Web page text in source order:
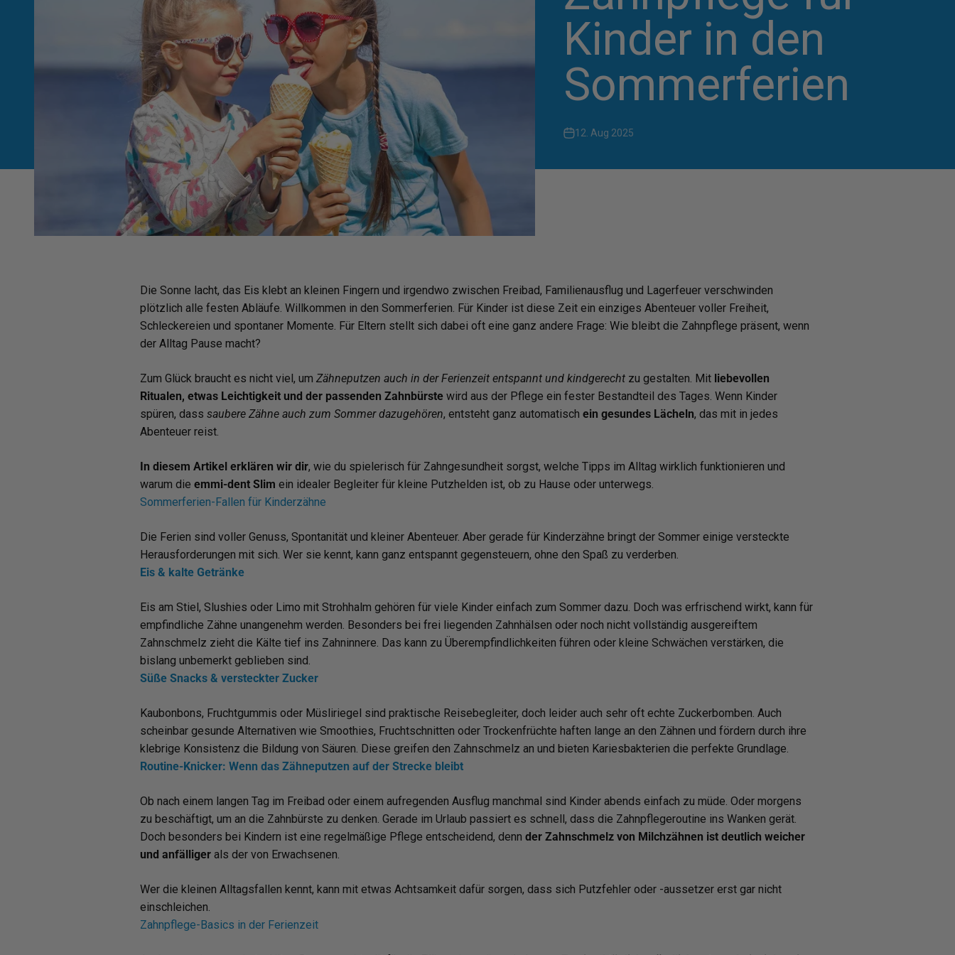
Kinder in den
Sommerferien
12. Aug 2025
Die Sonne lacht, das Eis klebt an kleinen Fingern und irgendwo zwischen Freibad, Familienausflug und Lagerfeuer verschwinden
plötzlich alle festen Abläufe. Willkommen in den Sommerferien. Für Kinder ist diese Zeit ein einziges Abenteuer voller Freiheit,
Schleckereien und spontaner Momente. Für Eltern stellt sich dabei oft eine ganz andere Frage: Wie bleibt die Zahnpflege präsent, wenn
der Alltag Pause macht?
Zum Glück braucht es nicht viel, um Zähneputzen auch in der Ferienzeit entspannt und kindgerecht zu gestalten. Mit liebevollen
Ritualen, etwas Leichtigkeit und der passenden Zahnbürste wird aus der Pflege ein fester Bestandteil des Tages. Wenn Kinder
spüren, dass saubere Zähne auch zum Sommer dazugehören, entsteht ganz automatisch ein gesundes Lächeln, das mit in jedes
Abenteuer reist.
In diesem Artikel erklären wir dir, wie du spielerisch für Zahngesundheit sorgst, welche Tipps im Alltag wirklich funktionieren und
warum die emmi-dent Slim ein idealer Begleiter für kleine Putzhelden ist, ob zu Hause oder unterwegs.
Sommerferien-Fallen für Kinderzähne
Die Ferien sind voller Genuss, Spontanität und kleiner Abenteuer. Aber gerade für Kinderzähne bringt der Sommer einige versteckte
Herausforderungen mit sich. Wer sie kennt, kann ganz entspannt gegensteuern, ohne den Spaß zu verderben.
Eis & kalte Getränke
Eis am Stiel, Slushies oder Limo mit Strohhalm gehören für viele Kinder einfach zum Sommer dazu. Doch was erfrischend wirkt, kann für
empfindliche Zähne unangenehm werden. Besonders bei frei liegenden Zahnhälsen oder noch nicht vollständig ausgereiftem
Zahnschmelz zieht die Kälte tief ins Zahninnere. Das kann zu Überempfindlichkeiten führen oder kleine Schwächen verstärken, die
bislang unbemerkt geblieben sind.
Süße Snacks & versteckter Zucker
Kaubonbons, Fruchtgummis oder Müsliriegel sind praktische Reisebegleiter, doch leider auch sehr oft echte Zuckerbomben. Auch
scheinbar gesunde Alternativen wie Smoothies, Fruchtschnitten oder Trockenfrüchte haften lange an den Zähnen und fördern durch ihre
klebrige Konsistenz die Bildung von Säuren. Diese greifen den Zahnschmelz an und bieten Kariesbakterien die perfekte Grundlage.
Routine-Knicker: Wenn das Zähneputzen auf der Strecke bleibt
Ob nach einem langen Tag im Freibad oder einem aufregenden Ausflug manchmal sind Kinder abends einfach zu müde. Oder morgens
zu beschäftigt, um an die Zahnbürste zu denken. Gerade im Urlaub passiert es schnell, dass die Zahnpflegeroutine ins Wanken gerät.
Doch besonders bei Kindern ist eine regelmäßige Pflege entscheidend, denn der Zahnschmelz von Milchzähnen ist deutlich weicher
und anfälliger als der von Erwachsenen.
Wer die kleinen Alltagsfallen kennt, kann mit etwas Achtsamkeit dafür sorgen, dass sich Putzfehler oder -aussetzer erst gar nicht
einschleichen.
Zahnpflege-Basics in der Ferienzeit